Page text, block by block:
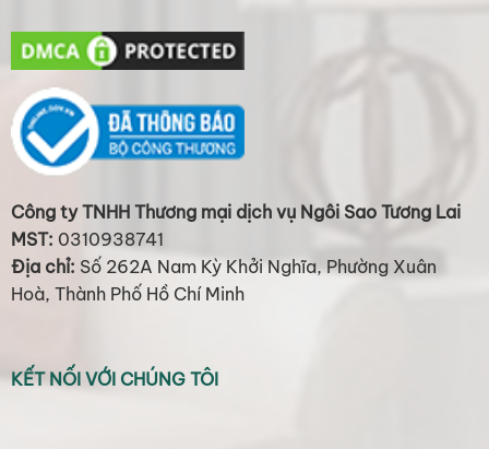
Công ty TNHH Thương mại dịch vụ Ngôi Sao Tương Lai
MST: 0310938741
Địa chỉ: Số 262A Nam Kỳ Khởi Nghĩa, Phường Xuân
Hoà, Thành Phố Hồ Chí Minh
KẾT NỐI VỚI CHÚNG TÔI